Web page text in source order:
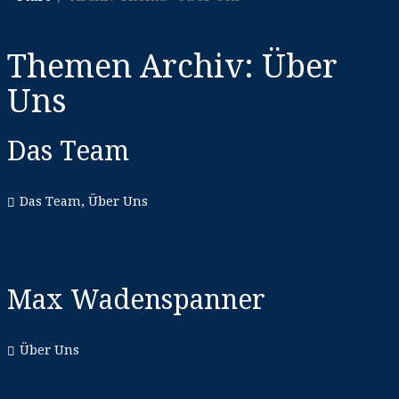
Themen Archiv: Über
Uns
Das Team
Das Team, Über Uns
Max Wadenspanner
Über Uns